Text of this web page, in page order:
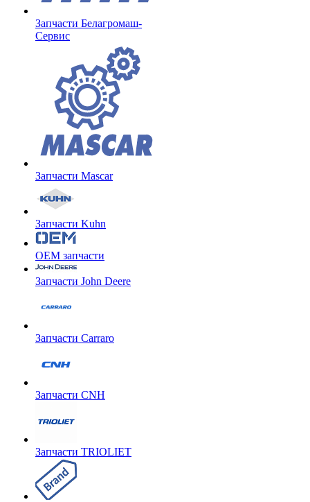
Запчасти Белагромаш-
Сервис
Запчасти Mascar
Запчасти Kuhn
OEM запчасти
Запчасти John Deere
Запчасти Carraro
Запчасти CNH
Запчасти TRIOLIET